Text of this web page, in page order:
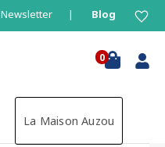
Newsletter Blog
0
La Maison Auzou